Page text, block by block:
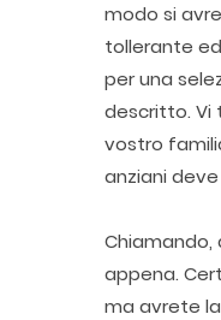
modo si
tollerante
per una
descritto. Vi
vostro
anziani
appena.
ma avrete